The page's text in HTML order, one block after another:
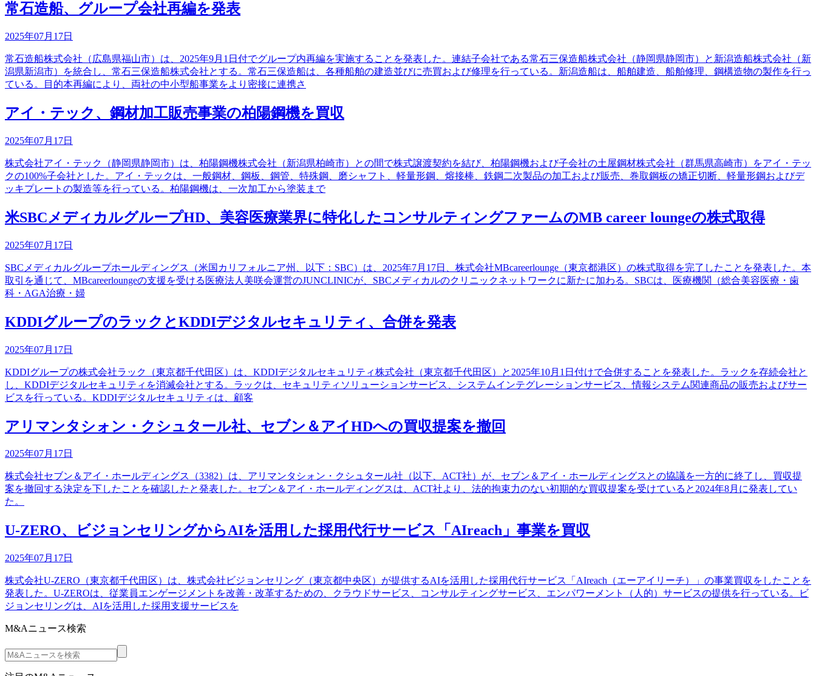
常石造船、グループ会社再編を発表
2025年07月17日
常石造船株式会社（広島県福山市）は、2025年9月1日付でグループ内再編を実施することを発表した。連結子会社である常石三保造船株式会社（静岡県静岡市）と新潟造船株式会社（新
潟県新潟市）を統合し、常石三保造船株式会社とする。常石三保造船は、各種船舶の建造並びに売買および修理を行っている。新潟造船は、船舶建造、船舶修理、鋼構造物の製作を行っ
ている。目的本再編により、両社の中小型船事業をより密接に連携さ
アイ・テック、鋼材加工販売事業の柏陽鋼機を買収
2025年07月17日
株式会社アイ・テック（静岡県静岡市）は、柏陽鋼機株式会社（新潟県柏崎市）との間で株式譲渡契約を結び、柏陽鋼機および子会社の土屋鋼材株式会社（群馬県高崎市）をアイ・テッ
クの100%子会社とした。アイ・テックは、一般鋼材、鋼板、鋼管、特殊鋼、磨シャフト、軽量形鋼、熔接棒、鉄鋼二次製品の加工および販売、巻取鋼板の矯正切断、軽量形鋼およびデ
ッキプレートの製造等を行っている。柏陽鋼機は、一次加工から塗装まで
米SBCメディカルグループHD、美容医療業界に特化したコンサルティングファームのMB career loungeの株式取得
2025年07月17日
SBCメディカルグループホールディングス（米国カリフォルニア州、以下：SBC）は、2025年7月17日、株式会社MBcareerlounge（東京都港区）の株式取得を完了したことを発表した。本
取引を通じて、MBcareerloungeの支援を受ける医療法人美咲会運営のJUNCLINICが、SBCメディカルのクリニックネットワークに新たに加わる。SBCは、医療機関（総合美容医療・歯
科・AGA治療・婦
KDDIグループのラックとKDDIデジタルセキュリティ、合併を発表
2025年07月17日
KDDIグループの株式会社ラック（東京都千代田区）は、KDDIデジタルセキュリティ株式会社（東京都千代田区）と2025年10月1日付けで合併することを発表した。ラックを存続会社と
し、KDDIデジタルセキュリティを消滅会社とする。ラックは、セキュリティソリューションサービス、システムインテグレーションサービス、情報システム関連商品の販売およびサー
ビスを行っている。KDDIデジタルセキュリティは、顧客
アリマンタシォン・クシュタール社、セブン＆アイHDへの買収提案を撤回
2025年07月17日
株式会社セブン＆アイ・ホールディングス（3382）は、アリマンタシォン・クシュタール社（以下、ACT社）が、セブン＆アイ・ホールディングスとの協議を一方的に終了し、買収提
案を撤回する決定を下したことを確認したと発表した。セブン＆アイ・ホールディングスは、ACT社より、法的拘束力のない初期的な買収提案を受けていると2024年8月に発表してい
た。
U-ZERO、ビジョンセリングからAIを活用した採用代行サービス「AIreach」事業を買収
2025年07月17日
株式会社U-ZERO（東京都千代田区）は、株式会社ビジョンセリング（東京都中央区）が提供するAIを活用した採用代行サービス「AIreach（エーアイリーチ）」の事業買収をしたことを
発表した。U-ZEROは、従業員エンゲージメントを改善・改革するための、クラウドサービス、コンサルティングサービス、エンパワーメント（人的）サービスの提供を行っている。ビ
ジョンセリングは、AIを活用した採用支援サービスを
M&Aニュース検索